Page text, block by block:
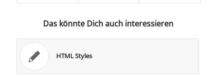
Das könnte Dich auch interessieren
HTML Styles